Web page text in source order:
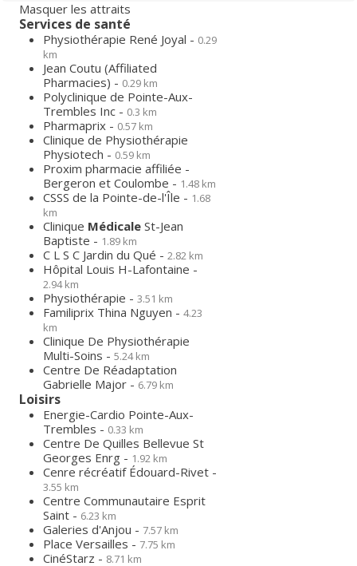
Masquer les attraits
Services de santé
Physiothérapie René Joyal - 0.29
km
Jean Coutu (Affiliated
Pharmacies) - 0.29 km
Polyclinique de Pointe-Aux-
Trembles Inc - 0.3 km
Pharmaprix - 0.57 km
Clinique de Physiothérapie
Physiotech - 0.59 km
Proxim pharmacie affiliée -
Bergeron et Coulombe - 1.48 km
CSSS de la Pointe-de-l'Île - 1.68
km
Clinique Médicale St-Jean
Baptiste - 1.89 km
C L S C Jardin du Qué - 2.82 km
Hôpital Louis H-Lafontaine -
2.94 km
Physiothérapie - 3.51 km
Familiprix Thina Nguyen - 4.23
km
Clinique De Physiothérapie
Multi-Soins - 5.24 km
Centre De Réadaptation
Gabrielle Major - 6.79 km
Loisirs
Energie-Cardio Pointe-Aux-
Trembles - 0.33 km
Centre De Quilles Bellevue St
Georges Enrg - 1.92 km
Cenre récréatif Édouard-Rivet -
3.55 km
Centre Communautaire Esprit
Saint - 6.23 km
Galeries d'Anjou - 7.57 km
Place Versailles - 7.75 km
CinéStarz - 8.71 km